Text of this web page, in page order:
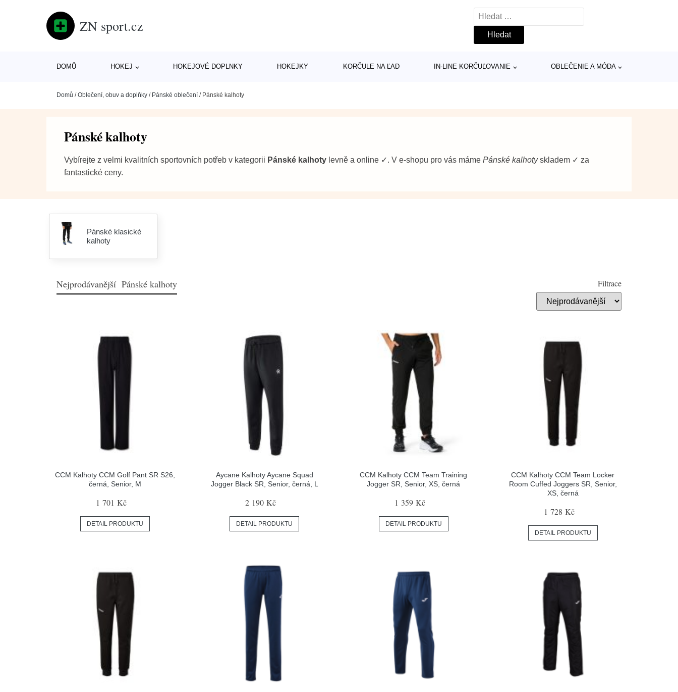
ZN sport.cz
Vyhledávání
DOMŮ HOKEJ HOKEJOVÉ DOPLNKY HOKEJKY KORČULE NA ĽAD IN-LINE KORČUĽOVANIE OBLEČENIE A MÓDA
Domů /Oblečení, obuv a doplňky / Pánské oblečení / Pánské kalhoty
Pánské kalhoty
Vybírejte z velmi kvalitních sportovních potřeb v kategorii Pánské kalhoty levně a online ✓. V e-shopu pro vás máme Pánské kalhotyskladem ✓ za
fantastické ceny.
Pánské klasické
kalhoty
Nejprodávanější Pánské kalhoty Filtrace
CCM Kalhoty CCM Golf Pant SR S26,
černá, Senior, M
1 701 Kč
DETAIL PRODUKTU
Aycane Kalhoty Aycane Squad
Jogger Black SR, Senior, černá, L
2 190 Kč
DETAIL PRODUKTU
CCM Kalhoty CCM Team Training
Jogger SR, Senior, XS, černá
1 359 Kč
DETAIL PRODUKTU
CCM Kalhoty CCM Team Locker
Room Cuffed Joggers SR, Senior,
XS, černá
1 728 Kč
DETAIL PRODUKTU